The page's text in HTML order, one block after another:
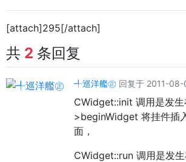
[attach]295[/attach]
共 2 条回复
╃巡洋艦㊣ 回复于 2011-
CWidget::init 调用是发
>beginWidget 将挂件插
面，
CWidget::run 调用是发